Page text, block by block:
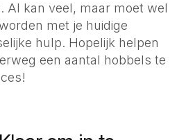
AI kan veel, maar moet wel
met je huidige
hulp. Hopelijk helpen
een aantal hobbels te